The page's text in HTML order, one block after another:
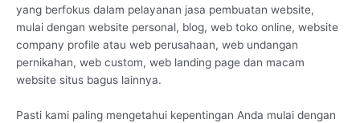
yang berfokus dalam pelayanan jasa pembuatan website,
mulai dengan website personal, blog, web toko online, website
company profile atau web perusahaan, web undangan
pernikahan, web custom, web landing page dan macam
website situs bagus lainnya.
Pasti kami paling mengetahui kepentingan Anda mulai dengan